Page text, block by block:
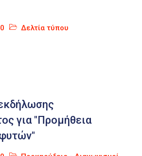
Δελτία τύπου
για "Προμήθεια